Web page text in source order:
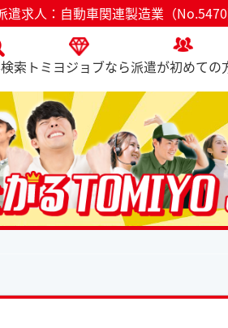
遣求人：自動車関連製造業（
索 トミヨジョブなら派遣が初めての